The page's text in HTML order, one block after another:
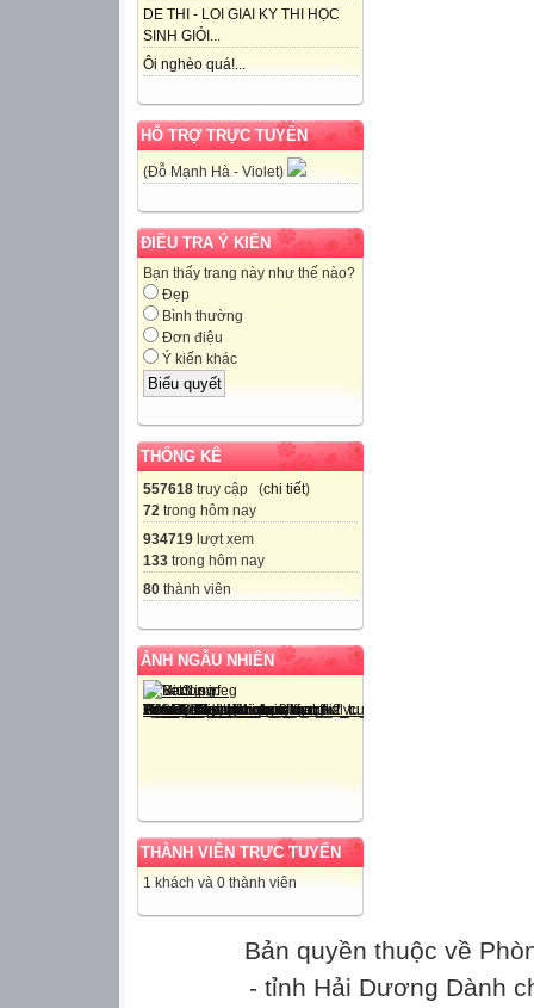
DE THI - LOI GIAI KY THI HỌC
SINH GIỎI...
Ôi nghèo quá!...
HỖ TRỢ TRỰC TUYẾN
(Đỗ Mạnh Hà - Violet)
ĐIỀU TRA Ý KIẾN
Bạn thấy trang này như thế nào?
Đẹp
Bình thường
Đơn điệu
Ý kiến khác
THỐNG KÊ
557618 truy cập (chi tiết)
72 trong hôm nay
934719 lượt xem
133 trong hôm nay
80 thành viên
ẢNH NGẪU NHIÊN
THÀNH VIÊN TRỰC TUYẾN
1 khách và 0 thành viên
Bản quyền thuộc về
- tỉnh Hải Dương Dành